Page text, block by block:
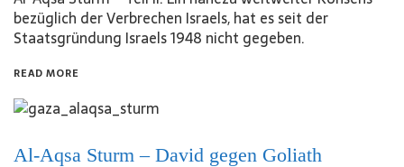
bezüglich der Verbrechen Israels, hat es seit der
Staatsgründung Israels 1948 nicht gegeben.
READ MORE
Al-Aqsa Sturm – David gegen Goliath